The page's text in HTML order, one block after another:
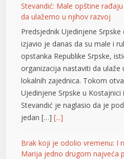
Stevandić: Male opštine
da ulažemo u njihov razvoj
Predsjednik Ujedinjene Srpske
izjavio je danas da su male i
opstanka Republike Srpske,
organizacija nastaviti da
lokalnih zajednica. Tokom
Ujedinjene Srpske u
Stevandić je naglasio da je
jedan […][...]
Brak koji je odolio vremenu: I
Marija jedno drugom najveća